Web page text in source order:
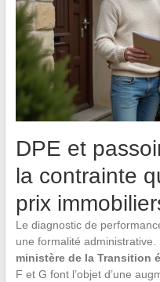
DPE et
la contrainte
prix
Le diagnostic de
une formalité administrative.
ministère de la Transition
F et G font l’objet d’une